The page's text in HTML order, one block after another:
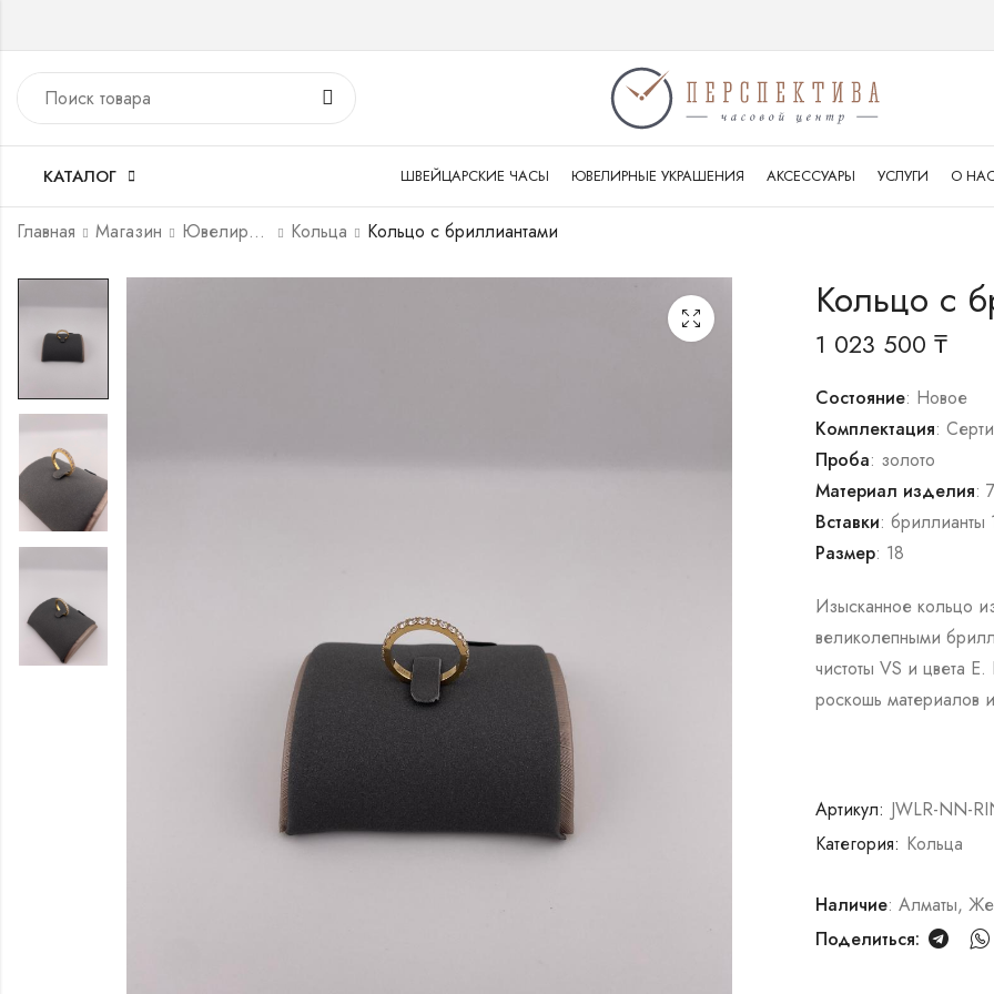
КАТАЛОГ ШВЕЙЦАРСКИЕ ЧАСЫ ЮВЕЛИРНЫЕ УКРАШЕНИЯ АКСЕССУАРЫ УСЛУГИ О
Главная Магазин Ювелирные украшения Кольца Кольцо с бриллиантами
Кольцо с
1 023 500 ₸
Состояние: Новое
Комплектация:
Проба: золото
Материал изделия:
Вставки: бриллианты
Размер: 18
Изысканное кольцо
великолепными
чистоты VS и цвета
роскошь материалов
Артикул: JWLR-NN-
Категория: Кольца
Наличие: Алматы,
Поделиться: